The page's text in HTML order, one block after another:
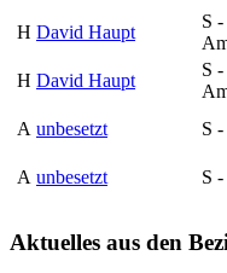
H David Haupt
S
H David Haupt
S
A unbesetzt S
A unbesetzt S
Aktuelles aus den